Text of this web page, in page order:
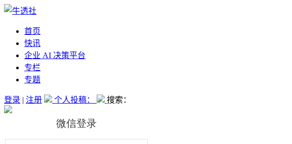
首页
快讯
企业 AI 决策平台
专栏
专题
登录 | 注册 个人投稿： 搜索：